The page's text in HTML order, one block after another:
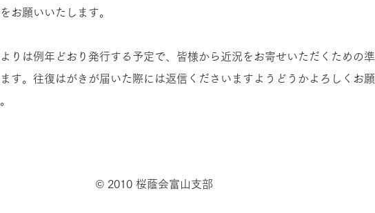
お願いいたします。
りは例年どおり発行する予定で、皆様から近況をお寄せいただくための準
す。往復はがきが届いた際には返信くださいますようどうかよろしくお願
© 2010 桜蔭会富山支部